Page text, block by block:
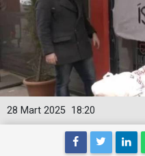
18:20
28 Mart 2025